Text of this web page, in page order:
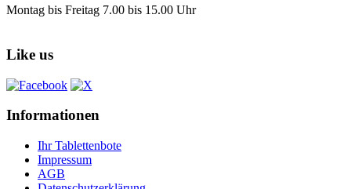
Montag bis Freitag 7.00 bis 15.00 Uhr
Like us
Informationen
Ihr Tablettenbote
Impressum
AGB